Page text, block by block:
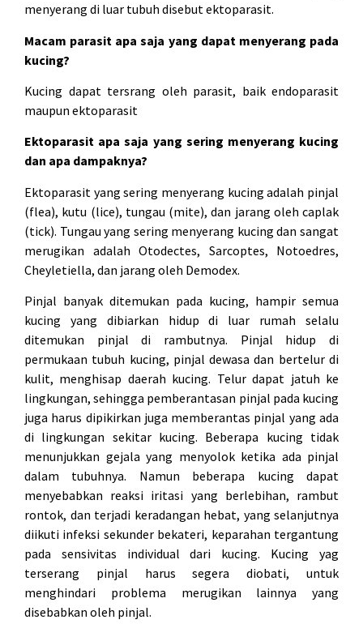
menyerang di luar tubuh disebut ektoparasit.
Macam parasit apa saja yang dapat menyerang pada
kucing?
Kucing dapat tersrang oleh parasit, baik endoparasit
maupun ektoparasit
Ektoparasit apa saja yang sering menyerang kucing
dan apa dampaknya?
Ektoparasit yang sering menyerang kucing adalah pinjal
(flea), kutu (lice), tungau (mite), dan jarang oleh caplak
(tick). Tungau yang sering menyerang kucing dan sangat
merugikan adalah Otodectes, Sarcoptes, Notoedres,
Cheyletiella, dan jarang oleh Demodex.
Pinjal banyak ditemukan pada kucing, hampir semua
kucing yang dibiarkan hidup di luar rumah selalu
ditemukan pinjal di rambutnya. Pinjal hidup di
permukaan tubuh kucing, pinjal dewasa dan bertelur di
kulit, menghisap daerah kucing. Telur dapat jatuh ke
lingkungan, sehingga pemberantasan pinjal pada kucing
juga harus dipikirkan juga memberantas pinjal yang ada
di lingkungan sekitar kucing. Beberapa kucing tidak
menunjukkan gejala yang menyolok ketika ada pinjal
dalam tubuhnya. Namun beberapa kucing dapat
menyebabkan reaksi iritasi yang berlebihan, rambut
rontok, dan terjadi keradangan hebat, yang selanjutnya
diikuti infeksi sekunder bekateri, keparahan tergantung
pada sensivitas individual dari kucing. Kucing yag
terserang pinjal harus segera diobati, untuk
menghindari problema merugikan lainnya yang
disebabkan oleh pinjal.